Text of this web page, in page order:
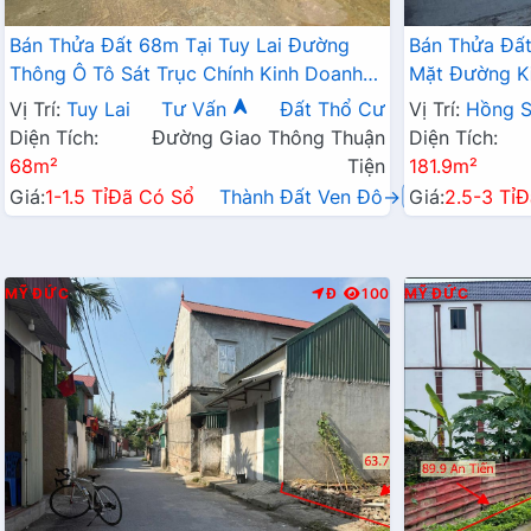
Bán Thửa Đất 68m Tại Tuy Lai Đường
Thông Ô Tô Sát Trục Chính Kinh Doanh
Gần Trường Học Các Cấp
Vị Trí: Tuy Lai Tư Vấn
Đất Thổ Cư
Diện Tích:
68m²
Đường Giao Thông Thuận
Tiện
Giá:1-1.5 TỉĐã Có Sổ Thành Đất Ven Đô→
Bán Thửa
Mặt Đường
Các Cấp Giá
Vị Trí: Hồng
Diện Tích:
181.9m²
Giá:2.5-3 Tỉ
MỸ ĐỨC Đ 100 MỸ ĐỨC